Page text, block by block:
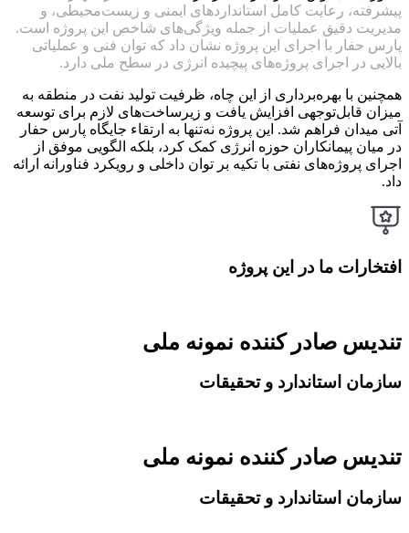
پیشرفته، رعایت کامل استانداردهای ایمنی و زیست‌محیطی، و
مدیریت دقیق عملیات از جمله ویژگی‌های شاخص این پروژه است.
پارس حفار با اجرای این پروژه نشان داد که توان فنی و عملیاتی
بالایی در اجرای پروژه‌های پیچیده انرژی در سطح ملی دارد.
همچنین با بهره‌برداری از این چاه، ظرفیت تولید نفت در منطقه به
میزان قابل‌توجهی افزایش یافت و زیرساخت‌های لازم برای توسعه
آتی میدان فراهم شد. این پروژه نه‌تنها به ارتقاء جایگاه پارس حفار
در میان پیمانکاران حوزه انرژی کمک کرد، بلکه الگویی موفق از
اجرای پروژه‌های نفتی با تکیه بر توان داخلی و رویکرد فناورانه ارائه
داد.
افتخارات ما در این پروژه
تندیس صادر کننده نمونه ملی
سازمان استاندارد و تحقیقات
تندیس صادر کننده نمونه ملی
سازمان استاندارد و تحقیقات